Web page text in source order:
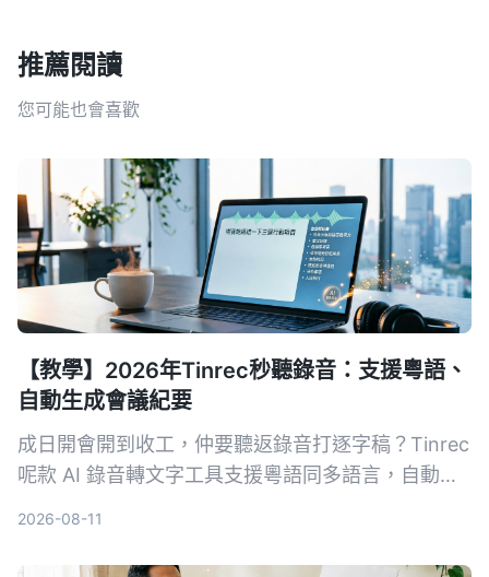
推薦閱讀
您可能也會喜歡
【教學】2026年Tinrec秒聽錄音：支援粵語、
自動生成會議紀要
成日開會開到收工，仲要聽返錄音打逐字稿？Tinrec
呢款 AI 錄音轉文字工具支援粵語同多語言，自動生
他工具對比同避坑指南，睇完即刻識揀。
2026-08-11